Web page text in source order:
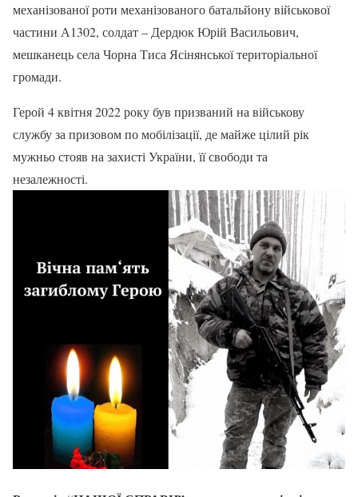
механізованої роти механізованого батальйону військової
частини А1302, солдат – Дердюк Юрій Васильович,
мешканець села Чорна Тиса Ясінянської територіальної
громади.
Герой 4 квітня 2022 року був призваний на військову
службу за призовом по мобілізації, де майже цілий рік
мужньо стояв на захисті України, її свободи та
незалежності.